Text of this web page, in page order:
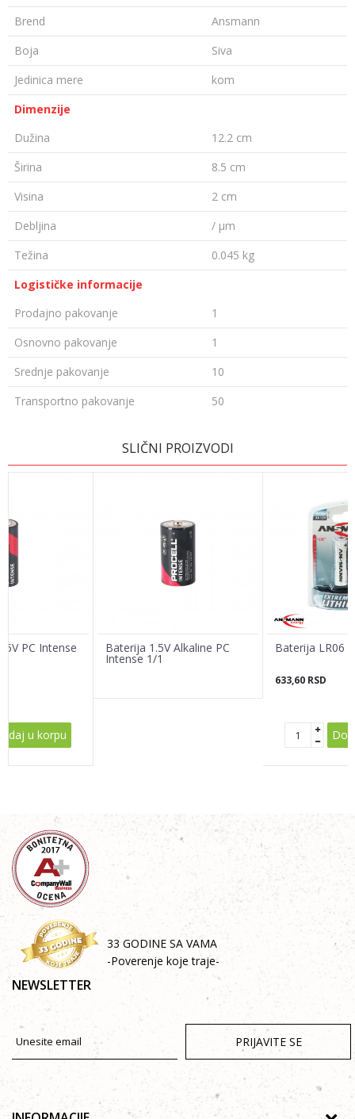
Brend
Ansmann
Boja
Siva
Jedinica mere
kom
Dimenzije
Dužina
12.2 cm
Širina
8.5 cm
Visina
2 cm
Debljina
/ µm
Težina
0.045 kg
Logističke informacije
Prodajno pakovanje
1
Osnovno pakovanje
1
Srednje pakovanje
10
Transportno pakovanje
50
SLIČNI PROIZVODI
PC Intense
u korpu
Baterija 1.5V Alkaline PC
Intense 1/1
Baterija LR06
633,60 RSD
33 GODINE SA VAMA
-Poverenje koje traje-
NEWSLETTER
PRIJAVITE SE